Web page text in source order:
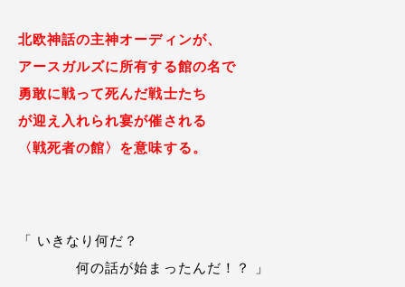
北欧神話の主神オーディンが、
アースガルズに所有する館の名で
勇敢に戦って死んだ戦士たち
が迎え入れられ宴が催される
〈戦死者の館〉を意味する。
「 いきなり何だ？
何の話が始まったんだ！？ 」